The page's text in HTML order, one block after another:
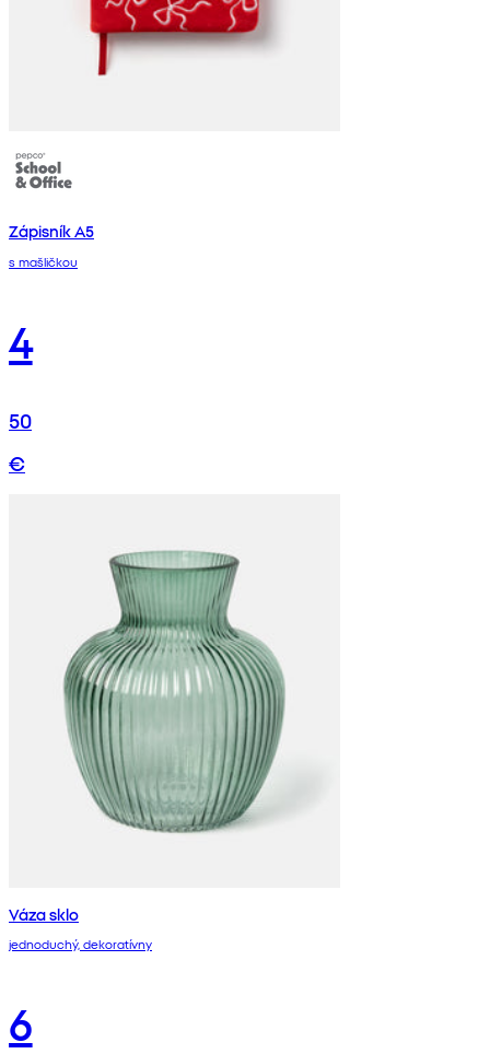
Zápisník A5
s mašličkou
4
50
€
Váza sklo
jednoduchý, dekoratívny
6